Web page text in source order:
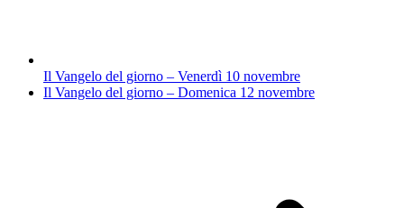
Il Vangelo del giorno – Venerdì 10 novembre
Il Vangelo del giorno – Domenica 12 novembre